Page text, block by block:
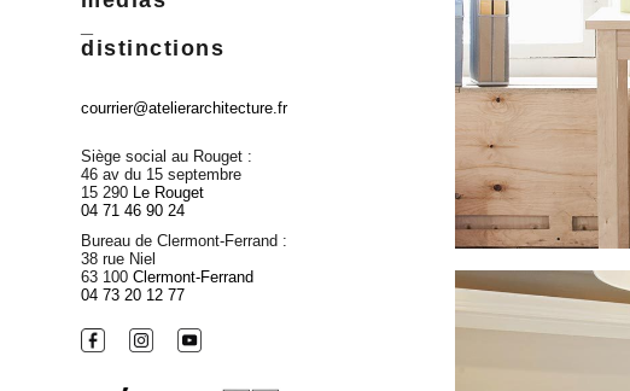
distinctions
courrier@atelierarchitecture.fr
Siège social au Rouget :
46 av du 15 septembre
15 290 Le Rouget
04 71 46 90 24
Bureau de Clermont-Ferrand :
38 rue Niel
63 100Clermont-Ferrand
04 73 20 12 77